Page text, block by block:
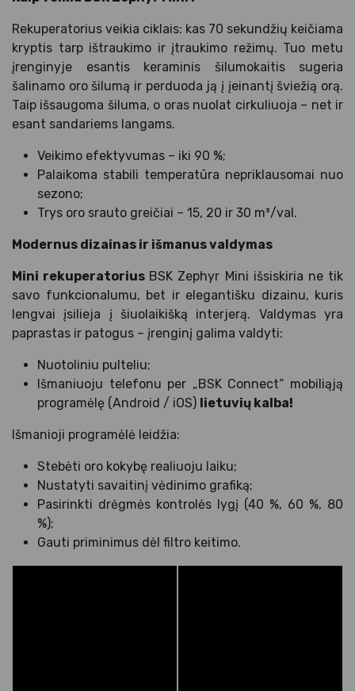
Rekuperatorius veikia ciklais: kas 70 sekundžių keičiama
kryptis tarp ištraukimo ir įtraukimo režimų. Tuo metu
įrenginyje esantis keraminis šilumokaitis sugeria
šalinamo oro šilumą ir perduoda ją į įeinantį šviežią orą.
Taip išsaugoma šiluma, o oras nuolat cirkuliuoja – net ir
esant sandariems langams.
Veikimo efektyvumas – iki 90 %;
Palaikoma stabili temperatūra nepriklausomai nuo
sezono;
Trys oro srauto greičiai – 15, 20 ir 30 m³/val.
Modernus dizainas ir išmanus valdymas
Mini rekuperatorius BSK Zephyr Mini išsiskiria ne tik
savo funkcionalumu, bet ir elegantišku dizainu, kuris
lengvai įsilieja į šiuolaikišką interjerą. Valdymas yra
paprastas ir patogus – įrenginį galima valdyti:
Nuotoliniu pulteliu;
Išmaniuoju telefonu per „BSK Connect“ mobiliąją
programėlę (Android / iOS) lietuvių kalba!
Išmanioji programėlė leidžia:
Stebėti oro kokybę realiuoju laiku;
Nustatyti savaitinį vėdinimo grafiką;
Pasirinkti drėgmės kontrolės lygį (40 %, 60 %, 80
%);
Gauti priminimus dėl filtro keitimo.